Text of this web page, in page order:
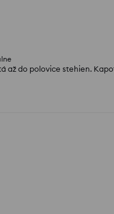
až do polovice stehien.